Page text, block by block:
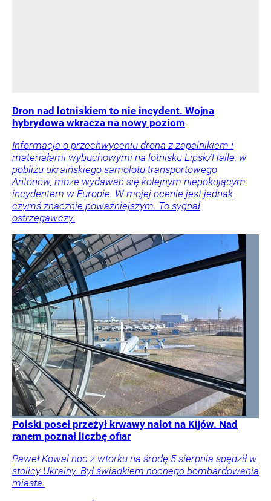
Dron nad lotniskiem to nie incydent. Wojna
hybrydowa wkracza na nowy poziom
Informacja o przechwyceniu drona z zapalnikiem i
materiałami wybuchowymi na lotnisku Lipsk/Halle, w
pobliżu ukraińskiego samolotu transportowego
Antonow, może wydawać się kolejnym niepokojącym
incydentem w Europie. W mojej ocenie jest jednak
czymś znacznie poważniejszym. To sygnał
ostrzegawczy.
Polski poseł przeżył krwawy nalot na Kijów. Nad
ranem poznał liczbę ofiar
Paweł Kowal noc z wtorku na środę 5 sierpnia spędził w
stolicy Ukrainy. Był świadkiem nocnego bombardowania
miasta.